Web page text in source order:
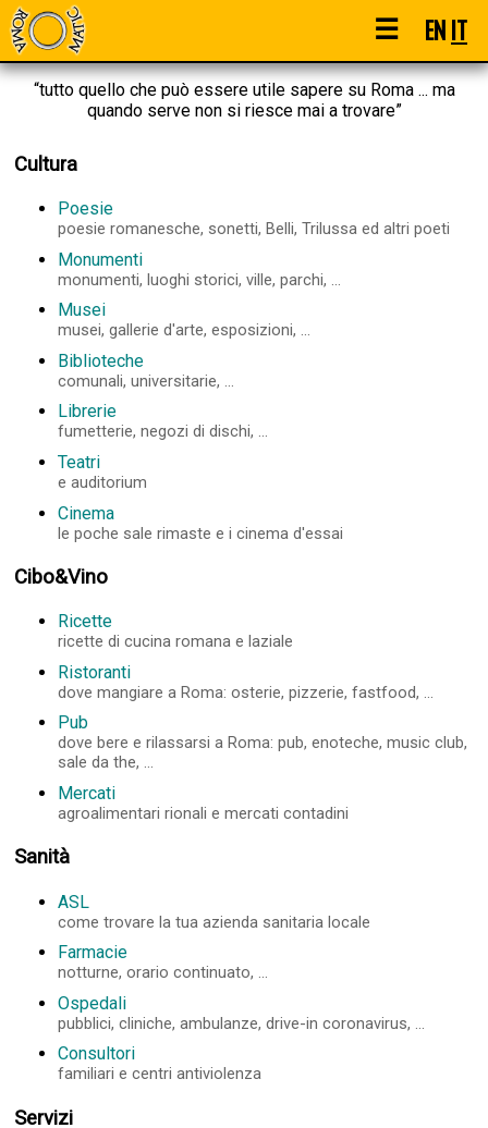
☰ ENIT
“tutto quello che può essere utile sapere su Roma ... ma
quando serve non si riesce mai a trovare”
Cultura
Poesie
poesie romanesche, sonetti, Belli, Trilussa ed altri poeti
Monumenti
monumenti, luoghi storici, ville, parchi, ...
Musei
musei, gallerie d'arte, esposizioni, ...
Biblioteche
comunali, universitarie, ...
Librerie
fumetterie, negozi di dischi, ...
Teatri
e auditorium
Cinema
le poche sale rimaste e i cinema d'essai
Cibo&Vino
Ricette
ricette di cucina romana e laziale
Ristoranti
dove mangiare a Roma: osterie, pizzerie, fastfood, ...
Pub
dove bere e rilassarsi a Roma: pub, enoteche, music club,
sale da the, ...
Mercati
agroalimentari rionali e mercati contadini
Sanità
ASL
come trovare la tua azienda sanitaria locale
Farmacie
notturne, orario continuato, ...
Ospedali
pubblici, cliniche, ambulanze, drive-in coronavirus, ...
Consultori
familiari e centri antiviolenza
Servizi